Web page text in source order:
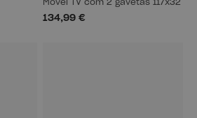
Móvel TV com 2 gavetas 117x32
134,99 €